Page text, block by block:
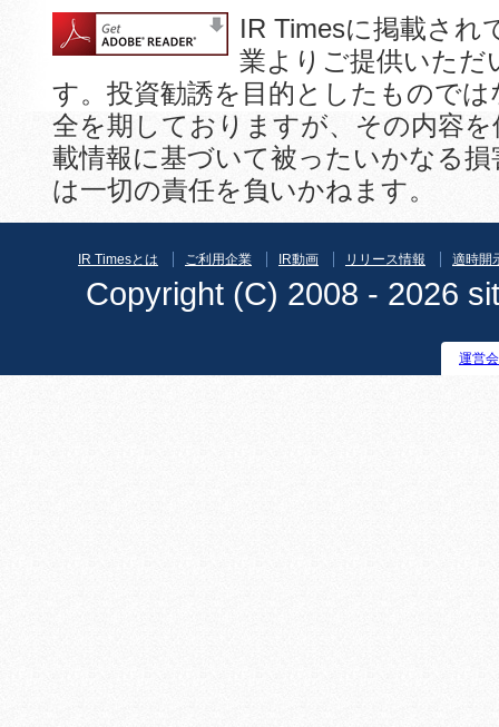
IR Timesに掲載され
業よりご提供いただ
す。投資勧誘を目的としたもので
全を期しておりますが、その内容
載情報に基づいて被ったいかなる
は一切の責任を負いかねます。
IR Timesとは ご利用企業 IR動画 リリース情報 適時開
Copyright (C) 2008 - 2026
運営